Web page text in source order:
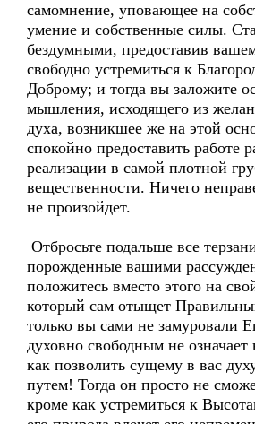
самомнение, уповающее на
умение и собственные силы.
бездумными, предоставив
свободно устремиться к
Доброму; и тогда вы заложите
мышления, исходящего из
духа, возникшее же на этой
спокойно предоставить работе
реализации в самой плотной
вещественности. Ничего
не произойдет.
Отбросьте подальше все
порожденные вашими
положитесь вместо этого на
который сам отыщет
только вы сами не замуровали
духовно свободным не означает
как позволить сущему в вас
путем! Тогда он просто не
кроме как устремиться к